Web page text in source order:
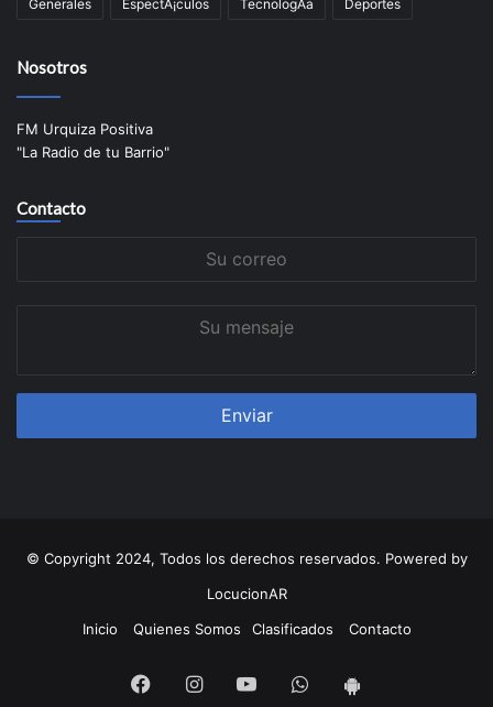
Generales EspectÃ¡culos TecnologÃ­a Deportes
Nosotros
FM Urquiza Positiva
"La Radio de tu Barrio"
Contacto
© Copyright 2024, Todos los derechos reservados. Powered by
LocucionAR
Inicio
Quienes Somos Clasificados Contacto
FacebookInstagramYoutubeWhatsapp